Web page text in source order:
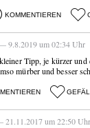
KOMMENTIEREN
9.8.2019 um 02:34 Uhr
Tipp, je kürzer
mürber und besser
21.11.2017 um 22:50 Uhr